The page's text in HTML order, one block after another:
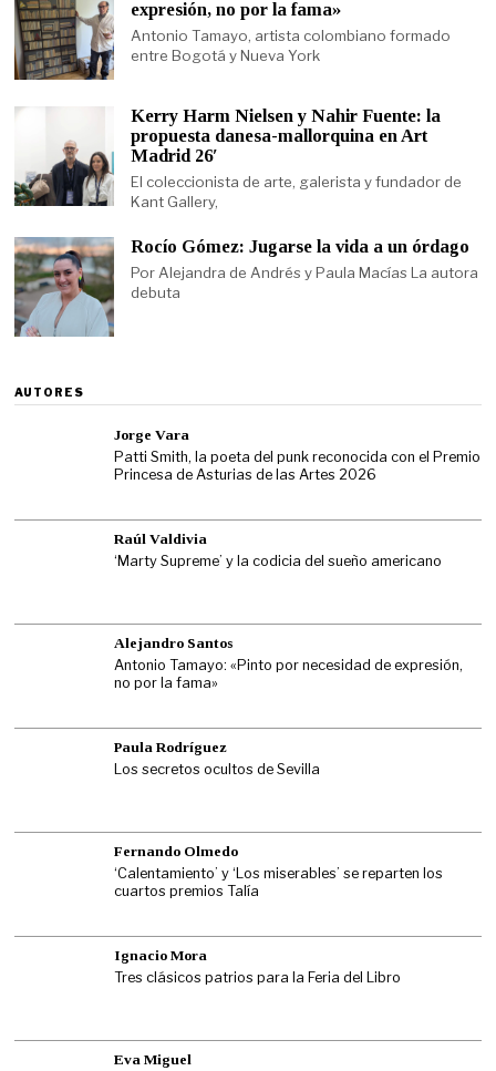
expresión, no por la fama»
Antonio Tamayo, artista colombiano formado
entre Bogotá y Nueva York
Kerry Harm Nielsen y Nahir Fuente: la
propuesta danesa-mallorquina en Art
Madrid 26′
El coleccionista de arte, galerista y fundador de
Kant Gallery,
Rocío Gómez: Jugarse la vida a un órdago
Por Alejandra de Andrés y Paula Macías La autora
debuta
AUTORES
Jorge Vara
Patti Smith, la poeta del punk reconocida con el Premio
Princesa de Asturias de las Artes 2026
Raúl Valdivia
‘Marty Supreme’ y la codicia del sueño americano
Alejandro Santos
Antonio Tamayo: «Pinto por necesidad de expresión,
no por la fama»
Paula Rodríguez
Los secretos ocultos de Sevilla
Fernando Olmedo
‘Calentamiento’ y ‘Los miserables’ se reparten los
cuartos premios Talía
Ignacio Mora
Tres clásicos patrios para la Feria del Libro
Eva Miguel